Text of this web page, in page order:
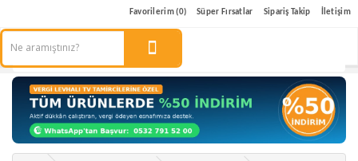
Favorilerim (0) Süper Fırsatlar Sipariş Takip İletişim